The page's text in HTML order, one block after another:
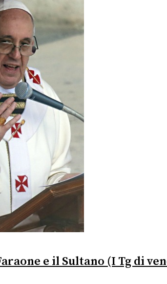
e il Sultano (I Tg di